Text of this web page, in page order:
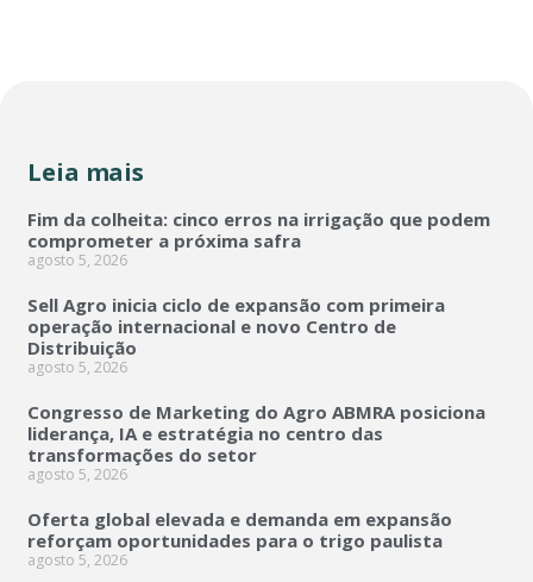
Leia mais
Fim da colheita: cinco erros na irrigação que podem
comprometer a próxima safra
agosto 5, 2026
Sell Agro inicia ciclo de expansão com primeira
operação internacional e novo Centro de
Distribuição
agosto 5, 2026
Congresso de Marketing do Agro ABMRA posiciona
liderança, IA e estratégia no centro das
transformações do setor
agosto 5, 2026
Oferta global elevada e demanda em expansão
reforçam oportunidades para o trigo paulista
agosto 5, 2026